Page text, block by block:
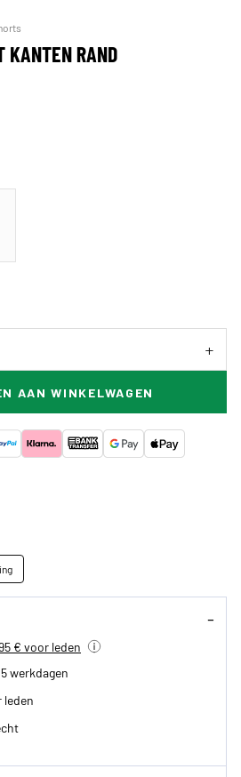
KANTEN RAND
AAN WINKELWAGEN
€ voor leden
werkdagen
leden